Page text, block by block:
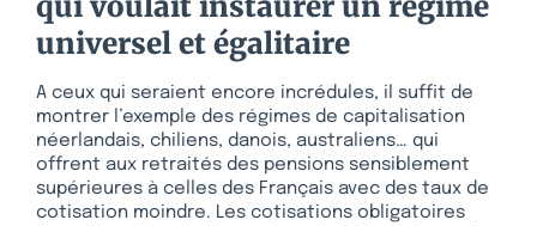
universel et égalitaire
A ceux qui seraient encore incrédules, il suffit de
montrer l’exemple des régimes de capitalisation
néerlandais, chiliens, danois, australiens… qui
offrent aux retraités des pensions sensiblement
supérieures à celles des Français avec des taux de
cotisation moindre. Les cotisations obligatoires